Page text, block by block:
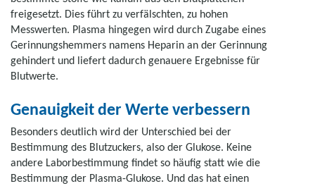
freigesetzt. Dies führt zu verfälschten, zu hohen
Messwerten. Plasma hingegen wird durch Zugabe eines
Gerinnungshemmers namens Heparin an der Gerinnung
gehindert und liefert dadurch genauere Ergebnisse für
Blutwerte.
Genauigkeit der Werte verbessern
Besonders deutlich wird der Unterschied bei der
Bestimmung des Blutzuckers, also der Glukose. Keine
andere Laborbestimmung findet so häufig statt wie die
Bestimmung der Plasma-Glukose. Und das hat einen